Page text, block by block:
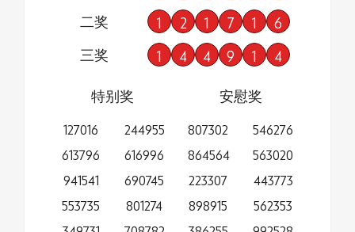
二奖 1 2 1 7 1 6
三奖 1 4 4 9 1 4
特别奖
127016
613796
941541
553735
244955
616996
690745
801274
安慰奖
807302
864564
223307
898915
546276
563020
443773
562353